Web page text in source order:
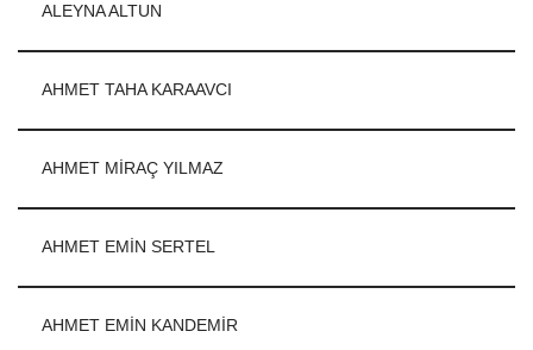
ALEYNA ALTUN
AHMET TAHA KARAAVCI
AHMET MİRAÇ YILMAZ
AHMET EMİN SERTEL
AHMET EMİN KANDEMİR